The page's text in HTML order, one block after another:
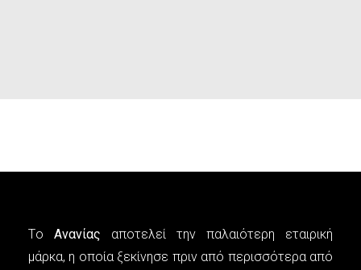
Tο Aνανίας αποτελεί την παλαιότερη εταιρική
µάρκα, η οποία ξεκίνησε πριν από περισσότερα από